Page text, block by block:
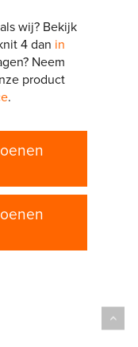
wij? Bekijk
4 dan in
Neem
product
.